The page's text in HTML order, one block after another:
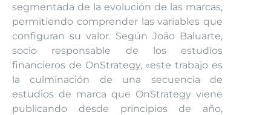
segmentada de la evolución de las marcas,
permitiendo comprender las variables que
configuran su valor. Según João Baluarte,
socio responsable de los estudios
financieros de OnStrategy, «este trabajo es
la culminación de una secuencia de
estudios de marca que OnStrategy viene
publicando desde principios de año,